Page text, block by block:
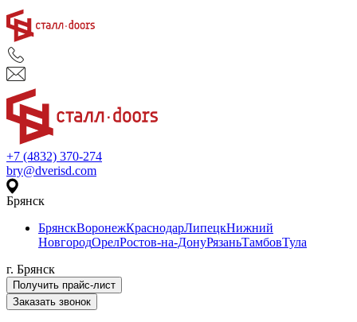
+7 (4832) 370-274
bry@dverisd.com
Брянск
БрянскВоронежКраснодарЛипецкНижний
НовгородОрелРостов-на-ДонуРязаньТамбовТула
г. Брянск
Получить прайс-лист
Заказать звонок